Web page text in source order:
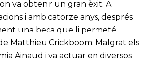
va obtenir un gran èxit. A
i amb catorze anys, després
una beca que li permeté
Matthieu Crickboom. Malgrat els
Ainaud i va actuar en diversos